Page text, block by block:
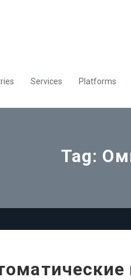
Services Platforms
Tag: